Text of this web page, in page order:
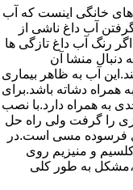
های خانگی اینست که آب
آب داغ ناشی از
رنگ آب داغ تازگی ها
دنبال منشا آن
آب به ظاهر بیماری
همراه دشاته باشد.برای
به همراه دارد.با نصب
را گرفت ولی راه حل
فرسوده مسی است.در
و منیزیم روی
به طور کلی